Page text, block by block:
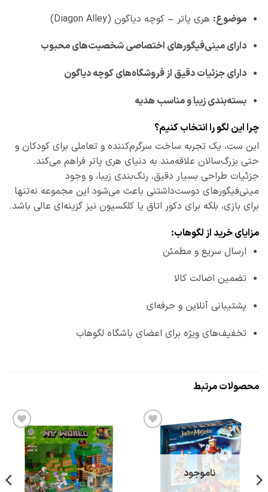
موضوع:هری پاتر – کوچه دیاگون (Diagon Alley)
دارای مینی‌فیگورهای اختصاصی شخصیت‌های محبوب
دارای جزئیات دقیق از فروشگاه‌های کوچه دیاگون
بسته‌بندی زیبا و مناسب هدیه
چرا این لگو را انتخاب کنیم؟
این ست، یک تجربه ساخت سرگرم‌کننده و تعاملی برای کودکان و
حتی بزرگ‌سالان علاقه‌مند به دنیای هری پاتر فراهم می‌کند.
جزئیات طراحی بسیار دقیق، رنگ‌بندی زیبا، و وجود
مینی‌فیگورهای دوست‌داشتنی باعث می‌شود این مجموعه نه‌تنها
برای بازی، بلکه برای دکور اتاق یا کلکسیون نیز گزینه‌ای عالی باشد.
مزایای خرید از لگوهاب:
ارسال سریع و مطمئن
تضمین اصالت کالا
پشتیبانی آنلاین و حرفه‌ای
تخفیف‌های ویژه برای اعضای باشگاه لگوهاب
محصولات مرتبط
افزودن
به
علاقه
مندی
ناموجود
افزودن
به
علاقه
مندی
ها